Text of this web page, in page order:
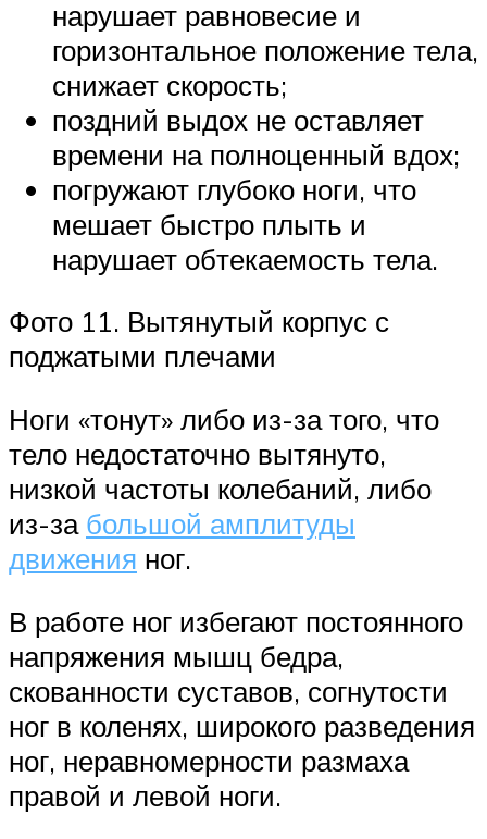
нарушает равновесие и
горизонтальное положение тела,
снижает скорость;
поздний выдох не оставляет
времени на полноценный вдох;
погружают глубоко ноги, что
мешает быстро плыть и
нарушает обтекаемость тела.
Фото 11. Вытянутый корпус с
поджатыми плечами
Ноги «тонут» либо из-за того, что
тело недостаточно вытянуто,
низкой частоты колебаний, либо
из-за большой амплитуды
движения ног.
В работе ног избегают постоянного
напряжения мышц бедра,
скованности суставов, согнутости
ног в коленях, широкого разведения
ног, неравномерности размаха
правой и левой ноги.